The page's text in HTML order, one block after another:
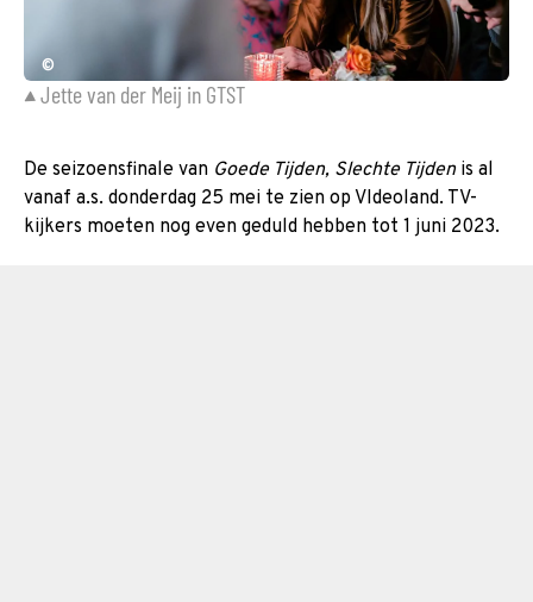
©
Jette van der Meij in GTST
De seizoensfinale van Goede Tijden, Slechte Tijdenis al
vanaf a.s. donderdag 25 mei te zien op VIdeoland. TV-
kijkers moeten nog even geduld hebben tot 1 juni 2023.